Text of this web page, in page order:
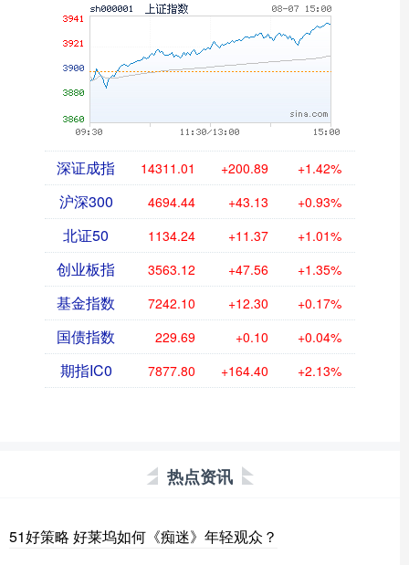
深证成指 14311.01 +200.89 +1.42%
沪深300 4694.44 +43.13 +0.93%
北证50 1134.24 +11.37 +1.01%
创业板指 3563.12 +47.56 +1.35%
基金指数 7242.10 +12.30 +0.17%
国债指数 229.69 +0.10 +0.04%
期指IC0 7877.80 +164.40 +2.13%
热点资讯
51好策略 好莱坞如何《痴迷》年轻观众？